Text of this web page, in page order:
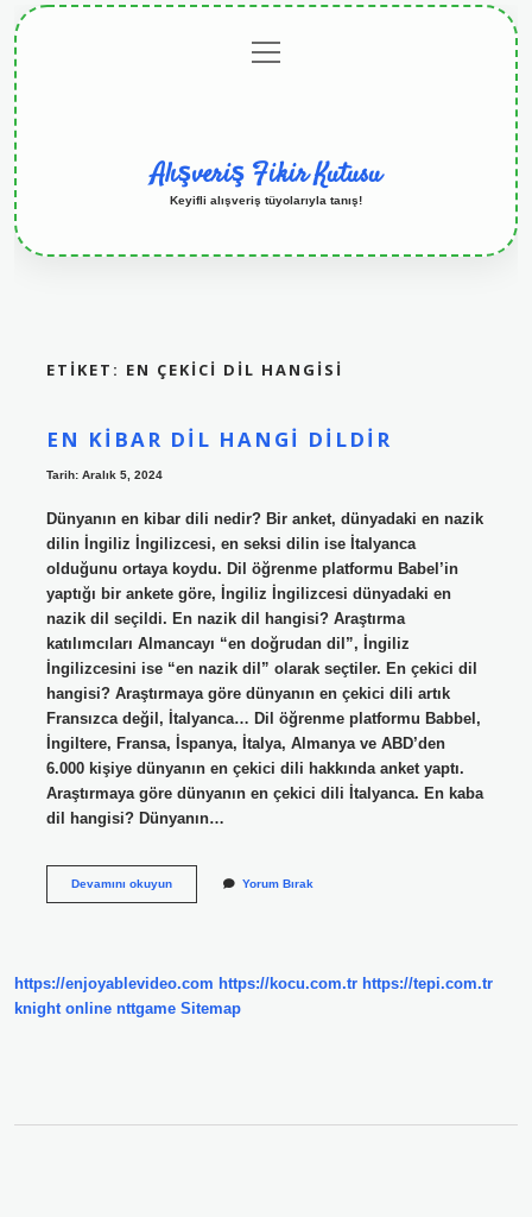
menüyü
aç
Alışveriş Fikir Kutusu
Keyifli alışveriş tüyolarıyla tanış!
ETIKET: EN ÇEKICI DIL HANGISI
EN KIBAR DIL HANGI DILDIR
Tarih: Aralık 5, 2024
Dünyanın en kibar dili nedir? Bir anket, dünyadaki en nazik
dilin İngiliz İngilizcesi, en seksi dilin ise İtalyanca
olduğunu ortaya koydu. Dil öğrenme platformu Babel’in
yaptığı bir ankete göre, İngiliz İngilizcesi dünyadaki en
nazik dil seçildi. En nazik dil hangisi? Araştırma
katılımcıları Almancayı “en doğrudan dil”, İngiliz
İngilizcesini ise “en nazik dil” olarak seçtiler. En çekici dil
hangisi? Araştırmaya göre dünyanın en çekici dili artık
Fransızca değil, İtalyanca… Dil öğrenme platformu Babbel,
İngiltere, Fransa, İspanya, İtalya, Almanya ve ABD’den
6.000 kişiye dünyanın en çekici dili hakkında anket yaptı.
Araştırmaya göre dünyanın en çekici dili İtalyanca. En kaba
dil hangisi? Dünyanın…
Devamını okuyunEn
Yorum Bırak
https://enjoyablevideo.com https://kocu.com.tr https://tepi.com.tr
knight online nttgame Sitemap